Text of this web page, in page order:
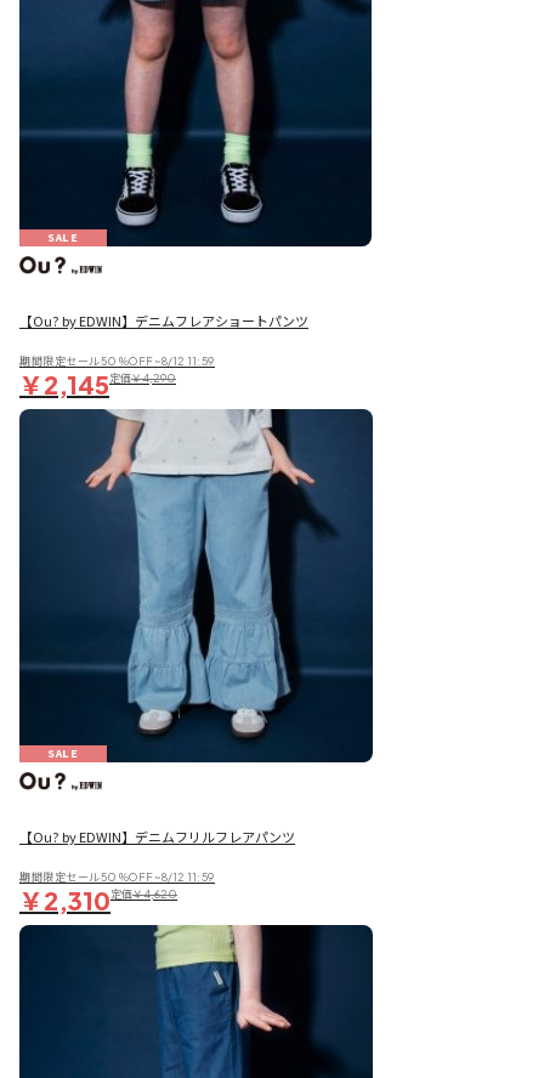
SALE
【Ou? by EDWIN】デニムフレアショートパンツ
期間限定セール50％OFF~8/12 11:59
￥2,145定価￥4,290
SALE
【Ou? by EDWIN】デニムフリルフレアパンツ
期間限定セール50％OFF~8/12 11:59
￥2,310定価￥4,620